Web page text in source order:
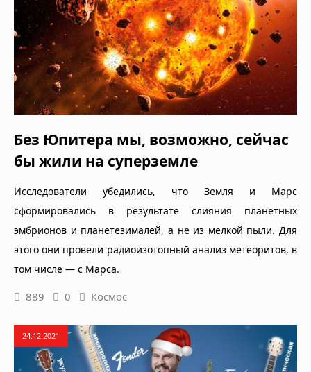
Без Юпитера мы, возможно, сейчас
бы жили на суперземле
Исследователи убедились, что Земля и Марс
сформировались в результате слияния планетных
эмбрионов и планетезималей, а не из мелкой пыли. Для
этого они провели радиоизотопный анализ метеоритов, в
том числе — с Марса.
889 0 Космос
24.12.2021